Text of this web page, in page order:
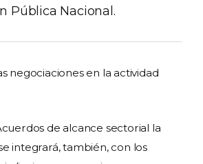
Pública Nacional.
negociaciones en la actividad
de alcance sectorial la
integrará, también, con los